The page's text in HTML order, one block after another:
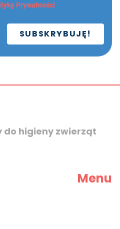
Prywatności
higieny zwierząt
Menu